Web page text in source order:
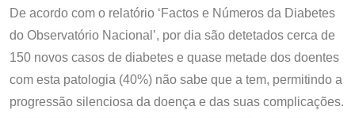
De acordo com o relatório ‘Factos e Números da Diabetes
do Observatório Nacional’, por dia são detetados cerca de
150 novos casos de diabetes e quase metade dos doentes
com esta patologia (40%) não sabe que a tem, permitindo a
progressão silenciosa da doença e das suas complicações.